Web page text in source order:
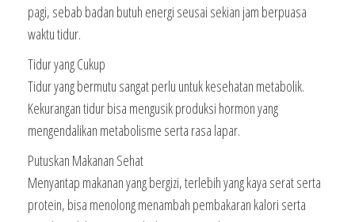
pagi, sebab badan butuh energi seusai sekian jam berpuasa
waktu tidur.
Tidur yang Cukup
Tidur yang bermutu sangat perlu untuk kesehatan metabolik.
Kekurangan tidur bisa mengusik produksi hormon yang
mengendalikan metabolisme serta rasa lapar.
Putuskan Makanan Sehat
Menyantap makanan yang bergizi, terlebih yang kaya serat serta
protein, bisa menolong menambah pembakaran kalori serta